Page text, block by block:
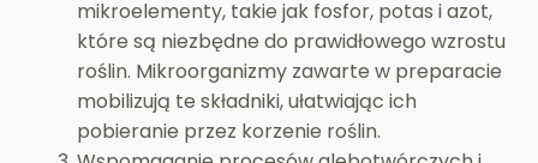
mikroelementy, takie jak fosfor, potas i azot,
które są niezbędne do prawidłowego wzrostu
roślin. Mikroorganizmy zawarte w preparacie
mobilizują te składniki, ułatwiając ich
pobieranie przez korzenie roślin.